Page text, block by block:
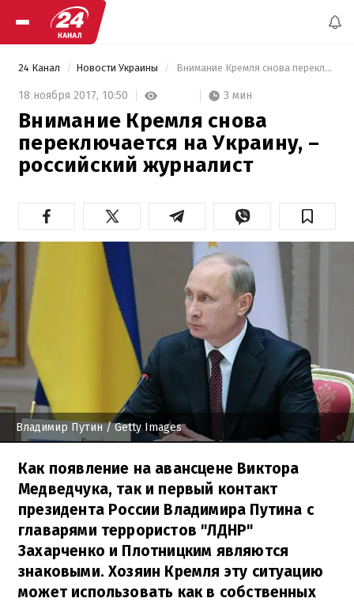
24 Канал Новости Украины Внимание Кремля снова переключается на Украину, – российский журналист
18 ноября 2017, 10:50 3 мин
Внимание Кремля снова
переключается на Украину, –
российский журналист
Владимир Путин/ Getty Images
Как появление на авансцене Виктора
Медведчука, так и первый контакт
президента России Владимира Путина с
главарями террористов "ЛДНР"
Захарченко и Плотницким являются
знаковыми. Хозяин Кремля эту ситуацию
может использовать как в собственных